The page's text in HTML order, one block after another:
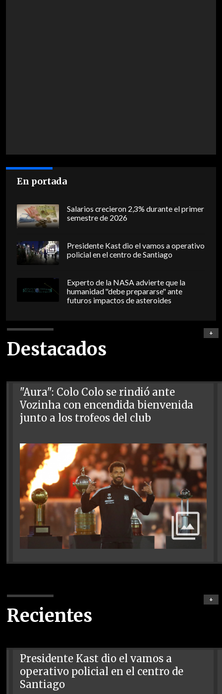
En portada
Salarios crecieron 2,3% durante el primer
semestre de 2026
Presidente Kast dio el vamos a operativo
policial en el centro de Santiago
Experto de la NASA advierte que la
humanidad "debe prepararse" ante
futuros impactos de asteroides
Destacados
+
"Aura": Colo Colo se rindió ante
Vozinha con encendida bienvenida
junto a los trofeos del club
Recientes
+
Presidente Kast dio el vamos a
operativo policial en el centro de
Santiago